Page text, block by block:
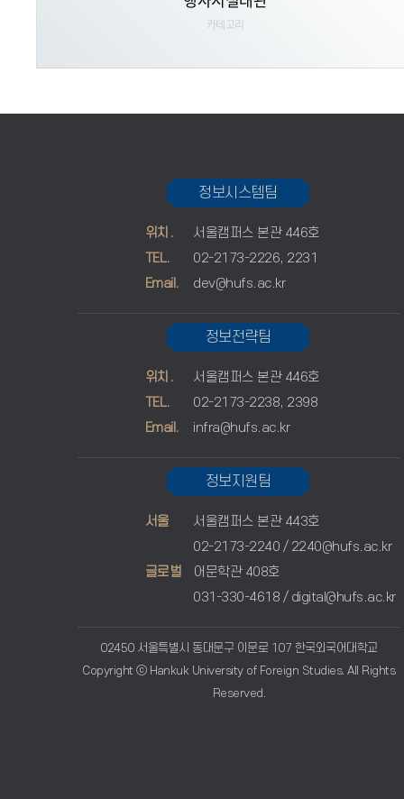
카테고리
정보시스템팀
위치.
서울캠퍼스 본관 446호
TEL.
02-2173-2226, 2231
Email.
dev@hufs.ac.kr
정보전략팀
위치.
서울캠퍼스 본관 446호
TEL.
02-2173-2238, 2398
Email.
infra@hufs.ac.kr
정보지원팀
서울
서울캠퍼스 본관 443호
02-2173-2240 / 2240@hufs.ac.kr
글로벌
어문학관 408호
031-330-4618 / digital@hufs.ac.kr
02450 서울특별시 동대문구 이문로 107 한국외국어대학교
Copyright ⓒ Hankuk University of Foreign Studies. All Rights
Reserved.